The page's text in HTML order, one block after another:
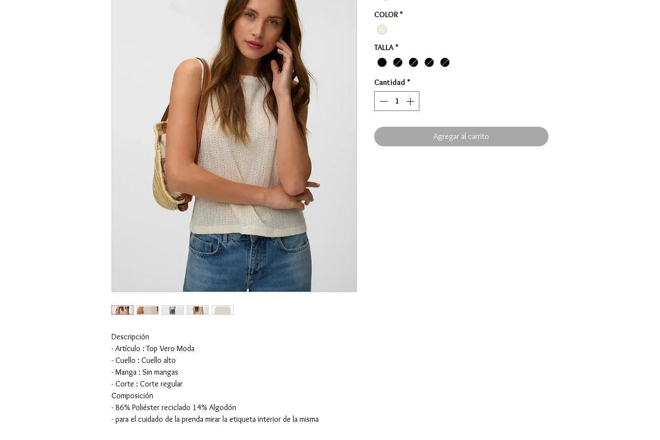
Descripción
- Artículo : Top Vero Moda
- Cuello : Cuello alto
- Manga : Sin mangas
- Corte : Corte regular
Composición
- 86% Poliéster reciclado 14% Algodón
- para el cuidado de la prenda mirar la etiqueta interior de la misma
COLOR *
TALLA *
Cantidad *
Agregar al carrito